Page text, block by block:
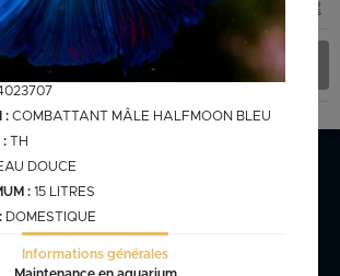
: COMBATTANT MÂLE HALFMOON BLEU
: TH
DOUCE
: 15 LITRES
DOMESTIQUE
Informations générales
PHOTO
+ INFOS
MALE HALF MOON BLUE 4-4,5 cm